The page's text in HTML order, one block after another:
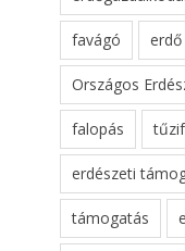
favágó erdő
Országos
falopás
erdészeti
támogatás